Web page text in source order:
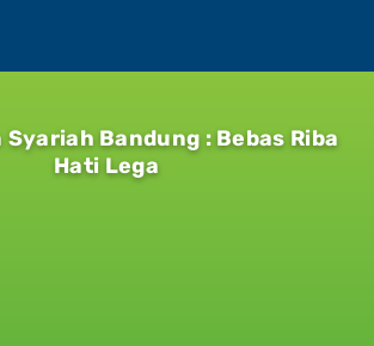
Bandung : Bebas Riba
Hati Lega